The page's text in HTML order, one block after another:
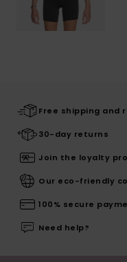
Free shipping and
30-day returns
Join the loyalty
Our eco-friendly
100% secure
Need help?